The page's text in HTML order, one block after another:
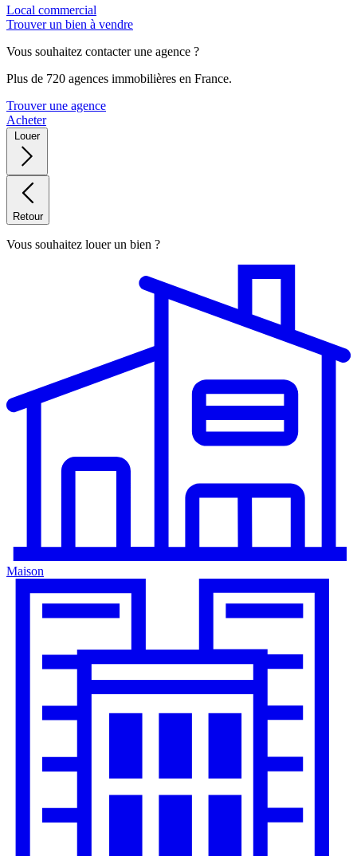
Local commercial
Trouver un bien à vendre
Vous souhaitez contacter une agence ?
Plus de 720 agences immobilières en France.
Trouver une agence
Acheter
Louer
Retour
Vous souhaitez louer un bien ?
Maison